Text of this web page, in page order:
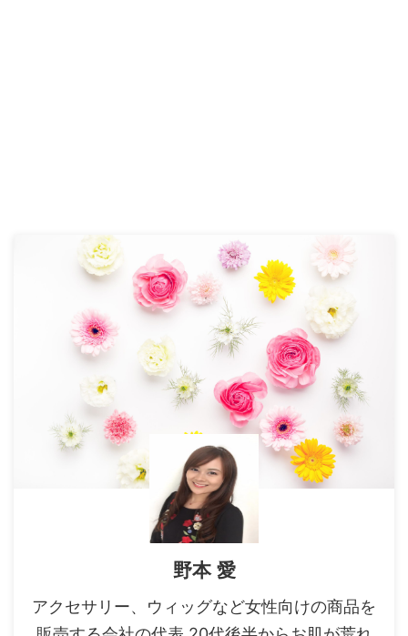
野本 愛
アクセサリー、ウィッグなど女性向けの商品を